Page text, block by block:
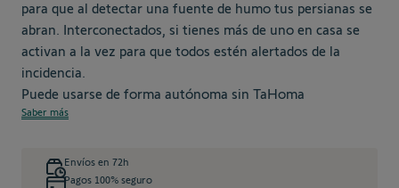
para que al detectar una fuente de humo tus persianas se
abran. Interconectados, si tienes más de uno en casa se
activan a la vez para que todos estén alertados de la
incidencia.
Puede usarse de forma autónoma sin TaHoma
Saber más
Envíos en 72h
Pagos 100% seguro